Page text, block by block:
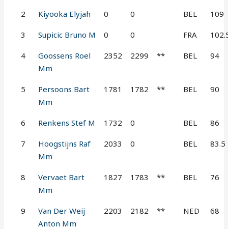
2 Kiyooka Elyjah 0 0 BEL 109
3 Supicic Bruno M 0 0 FRA
4
Goossens Roel
Mm
2352 2299 ** BEL 94
5
Persoons Bart
Mm
1781 1782 ** BEL 90
6 Renkens Stef M 1732 0 BEL 86
7
Hoogstijns Raf
Mm
2033 0 BEL 83.5
8
Vervaet Bart
Mm
1827 1783 ** BEL 76
9
Van Der Weij
Anton Mm
2203 2182 ** NED 68